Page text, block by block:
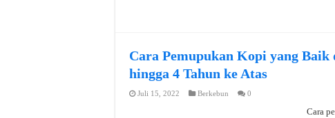
Cara Pemupukan Kopi yang Baik
hingga 4 Tahun ke Atas
Juli 15, 2022 Berkebun 0
Cara